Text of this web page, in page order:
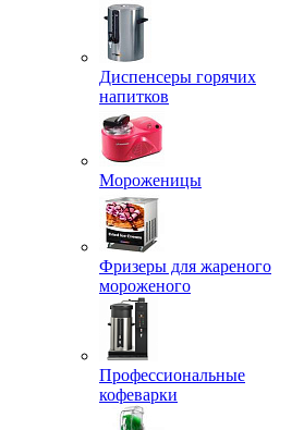
Диспенсеры горячих
напитков
Мороженицы
Фризеры для жареного
мороженого
Профессиональные
кофеварки